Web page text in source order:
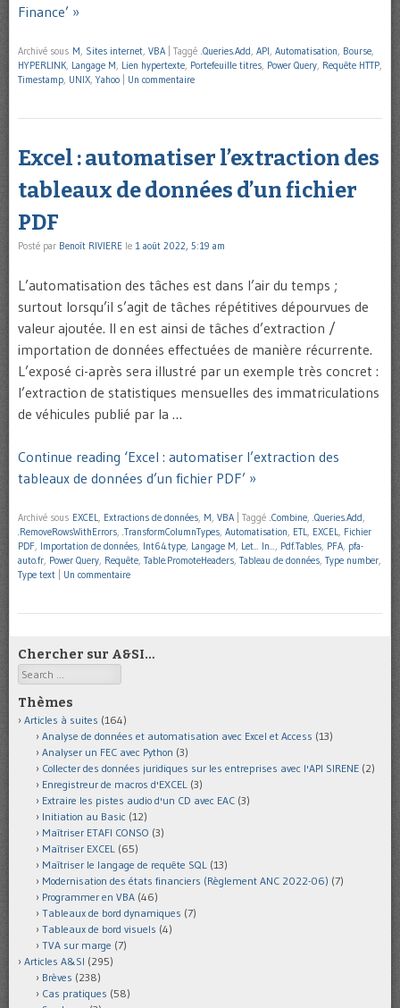
Finance’ »
Archivé sous M, Sites internet, VBA Taggé .Queries.Add, API, Automatisation, Bourse,
HYPERLINK, Langage M, Lien hypertexte, Portefeuille titres, Power Query, Requête HTTP,
Timestamp, UNIX,Yahoo Un commentaire
Excel : automatiser l’extraction des
tableaux de données d’un fichier
PDF
Posté par Benoît RIVIERE le 1 août 2022, 5:19 am
L’automatisation des tâches est dans l’air du temps ;
surtout lorsqu’il s’agit de tâches répétitives dépourvues de
valeur ajoutée. Il en est ainsi de tâches d’extraction /
importation de données effectuées de manière récurrente.
L’exposé ci-après sera illustré par un exemple très concret :
l’extraction de statistiques mensuelles des immatriculations
de véhicules publié par la …
Continue reading ‘Excel : automatiser l’extraction des
tableaux de données d’un fichier PDF’ »
Archivé sous EXCEL Extractions de données M VBA Taggé .Combine .Queries.Add
.RemoveRowsWithErrors .TransformColumnTypes Automatisation ETL EXCEL
Fichier
PDF Importation de données Int64.type Langage M Let... In... Pdf.Tables PFA pfa-
auto.fr Power Query Requête Table.PromoteHeaders Tableau de données Type number
Type text
Un commentaire
Chercher sur A&SI…
Search
Thèmes
Articles à suites (164)
Analyse de données et automatisation avec Excel et Access (13)
Analyser un FEC avec Python (3)
Collecter des données juridiques sur les entreprises avec l'API SIRENE (2)
Enregistreur de macros d'EXCEL (3)
Extraire les pistes audio d'un CD avec EAC (3)
Initiation au Basic (12)
Maîtriser ETAFI CONSO (3)
Maîtriser EXCEL (65)
Maîtriser le langage de requête SQL (13)
Modernisation des états financiers (Règlement ANC 2022-06) (7)
Programmer en VBA (46)
Tableaux de bord dynamiques (7)
Tableaux de bord visuels (4)
TVA sur marge (7)
Articles A&SI (295)
Brèves (238)
Cas pratiques (58)